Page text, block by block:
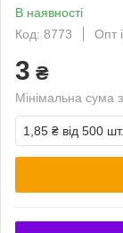
В наявності
Код: 8773
Опт
3 ₴
Мінімальна сума
1,85 ₴ від 500 шт.